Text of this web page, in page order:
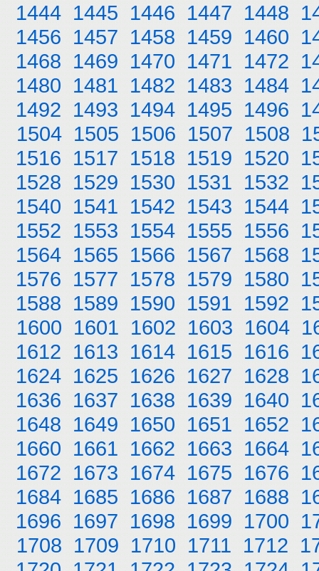
1444 1445 1446 1447 1448
1456 1457 1458 1459 1460
1468 1469 1470 1471 1472
1480 1481 1482 1483 1484
1492 1493 1494 1495 1496
1504 1505 1506 1507 1508
1516 1517 1518 1519 1520
1528 1529 1530 1531 1532
1540 1541 1542 1543 1544
1552 1553 1554 1555 1556
1564 1565 1566 1567 1568
1576 1577 1578 1579 1580
1588 1589 1590 1591 1592
1600 1601 1602 1603 1604
1612 1613 1614 1615 1616
1624 1625 1626 1627 1628
1636 1637 1638 1639 1640
1648 1649 1650 1651 1652
1660 1661 1662 1663 1664
1672 1673 1674 1675 1676
1684 1685 1686 1687 1688
1696 1697 1698 1699 1700
1708 1709 1710 1711 1712